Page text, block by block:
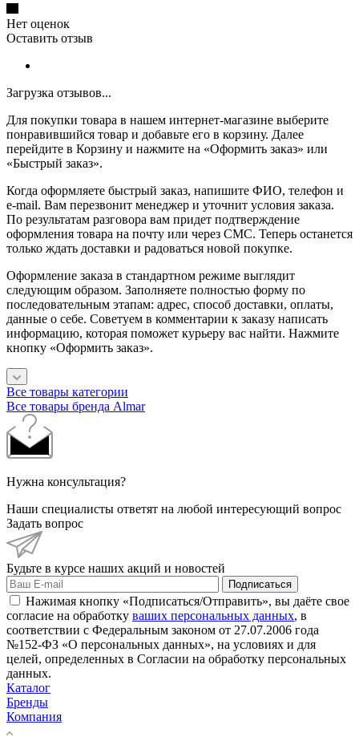
Нет оценок
Оставить отзыв
Загрузка отзывов...
Для покупки товара в нашем интернет-магазине выберите
понравившийся товар и добавьте его в корзину. Далее
перейдите в Корзину и нажмите на «Оформить заказ» или
«Быстрый заказ».
Когда оформляете быстрый заказ, напишите ФИО, телефон и
e-mail. Вам перезвонит менеджер и уточнит условия заказа.
По результатам разговора вам придет подтверждение
оформления товара на почту или через СМС. Теперь останется
только ждать доставки и радоваться новой покупке.
Оформление заказа в стандартном режиме выглядит
следующим образом. Заполняете полностью форму по
последовательным этапам: адрес, способ доставки, оплаты,
данные о себе. Советуем в комментарии к заказу написать
информацию, которая поможет курьеру вас найти. Нажмите
кнопку «Оформить заказ».
Все товары категории
Все товары бренда Almar
Нужна консультация?
Наши специалисты ответят на любой интересующий вопрос
Задать вопрос
Будьте в курсе наших акций и новостей
Подписаться
Нажимая кнопку «Подписаться/Отправить», вы даёте свое
согласие на обработку ваших персональных данных, в
соответствии с Федеральным законом от 27.07.2006 года
№152-ФЗ «О персональных данных», на условиях и для
целей, определенных в Согласии на обработку персональных
данных.
Каталог
Бренды
Компания